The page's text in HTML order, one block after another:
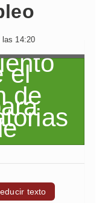
las 14:20
texto